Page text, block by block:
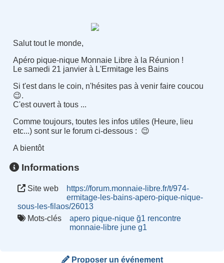
Salut tout le monde,
Apéro pique-nique Monnaie Libre à la Réunion !
Le samedi 21 janvier à L'Ermitage les Bains
Si t'est dans le coin, n'hésites pas à venir faire coucou
😉️.
C'est ouvert à tous ...
Comme toujours, toutes les infos utiles (Heure, lieu
etc...) sont sur le forum ci-dessous : 😉️
A bientôt
Informations
Site web
https://forum.monnaie-libre.fr/t/974-
ermitage-les-bains-apero-pique-nique-
sous-les-filaos/26013
Mots-clés
apero pique-nique ğ1 rencontre
monnaie-libre june g1
Proposer un événement